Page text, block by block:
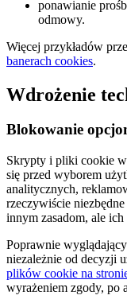
ponawianie
odmowy.
Więcej przykładów
banerach cookies.
Wdrożenie
Blokowanie
Skrypty i pliki cookie
się przed wyborem
analitycznych,
rzeczywiście
innym zasadom, ale
Poprawnie
niezależnie od decyzji
plików cookie na
wyrażeniem zgody, po